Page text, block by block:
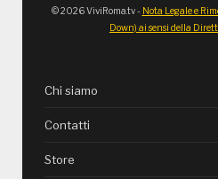
© 2026 ViviRoma.tv - Nota Legale e
Down) ai sensi della
Chi siamo
Contatti
Store